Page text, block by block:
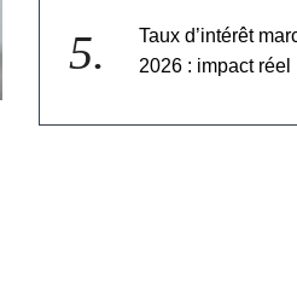
Taux d’intérêt
2026 : impact réel